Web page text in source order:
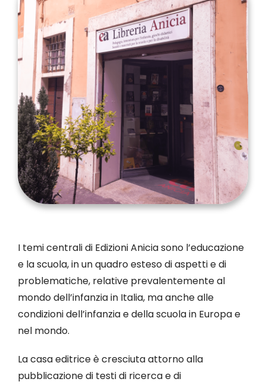
I temi centrali di Edizioni Anicia sono l’educazione
e la scuola, in un quadro esteso di aspetti e di
problematiche, relative prevalentemente al
mondo dell’infanzia in Italia, ma anche alle
condizioni dell’infanzia e della scuola in Europa e
nel mondo.
La casa editrice è cresciuta attorno alla
pubblicazione di testi di ricerca e di